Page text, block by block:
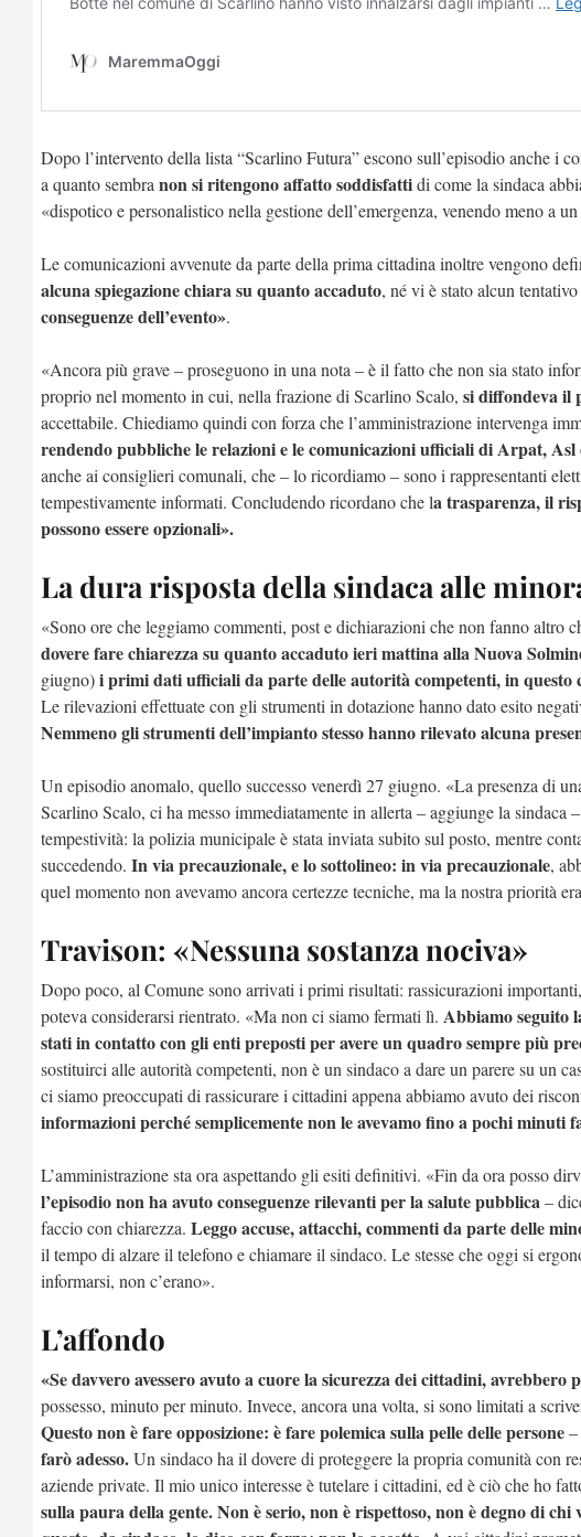
Dopo l’intervento della lista “Scarlino Futura” escono sull’episodio anche i
a quanto sembra non si ritengono affatto soddisfattidi come la sindaca
«dispotico e personalistico nella gestione dell’emergenza, venendo meno a
Le comunicazioni avvenute da parte della prima cittadina inoltre vengono
alcuna spiegazione chiara su quanto accaduto, né vi è stato alcun
conseguenze dell’evento».
«Ancora più grave – proseguono in una nota – è il fatto che non sia stato
proprio nel momento in cui, nella frazione di Scarlino Scalo, si diffondeva il
accettabile. Chiediamo quindi con forza che l’amministrazione intervenga
rendendo pubbliche le relazioni e le comunicazioni ufficiali di Arpat,
anche ai consiglieri comunali, che – lo ricordiamo – sono i rappresentanti
tempestivamente informati. Concludendo ricordano che la trasparenza, il
possono essere opzionali».
La dura risposta della sindaca alle
«Sono ore che leggiamo commenti, post e dichiarazioni che non fanno altro
dovere fare chiarezza su quanto accaduto ieri mattina alla Nuova
giugno)i primi dati ufficiali da parte delle autorità competenti, in questo
Le rilevazioni effettuate con gli strumenti in dotazione hanno dato esito
Nemmeno gli strumenti dell’impianto stesso hanno rilevato alcuna
Un episodio anomalo, quello successo venerdì 27 giugno. «La presenza di
Scarlino Scalo, ci ha messo immediatamente in allerta – aggiunge la
tempestività: la polizia municipale è stata inviata subito sul posto, mentre
succedendo. In via precauzionale, e lo sottolineo: in via precauzionale,
quel momento non avevamo ancora certezze tecniche, ma la nostra priorità
Travison: «Nessuna sostanza nociva»
Dopo poco, al Comune sono arrivati i primi risultati: rassicurazioni
poteva considerarsi rientrato. «Ma non ci siamo fermati lì. Abbiamo seguito
stati in contatto con gli enti preposti per avere un quadro sempre più
sostituirci alle autorità competenti, non è un sindaco a dare un parere su un
ci siamo preoccupati di rassicurare i cittadini appena abbiamo avuto dei
informazioni perché semplicemente non le avevamo fino a pochi minuti
L’amministrazione sta ora aspettando gli esiti definitivi. «Fin da ora posso
l’episodio non ha avuto conseguenze rilevanti per la salute pubblica–
faccio con chiarezza. Leggo accuse, attacchi, commenti da parte delle
il tempo di alzare il telefono e chiamare il sindaco. Le stesse che oggi si
informarsi, non c’erano».
L’affondo
«Se davvero avessero avuto a cuore la sicurezza dei cittadini,
possesso, minuto per minuto. Invece, ancora una volta, si sono limitati a
Questo non è fare opposizione: è fare polemica sulla pelle delle persone
farò adesso.Un sindaco ha il dovere di proteggere la propria comunità con
aziende private. Il mio unico interesse è tutelare i cittadini, ed è ciò che ho
sulla paura della gente. Non è serio, non è rispettoso, non è degno di